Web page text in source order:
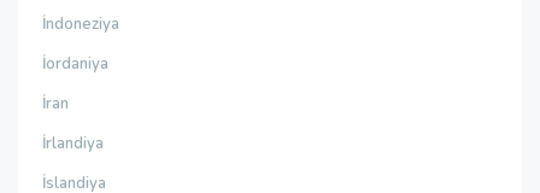
İndoneziya
İordaniya
İran
İrlandiya
İslandiya